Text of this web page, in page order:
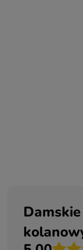
Damskie